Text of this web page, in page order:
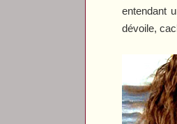
entendant
dévoile,